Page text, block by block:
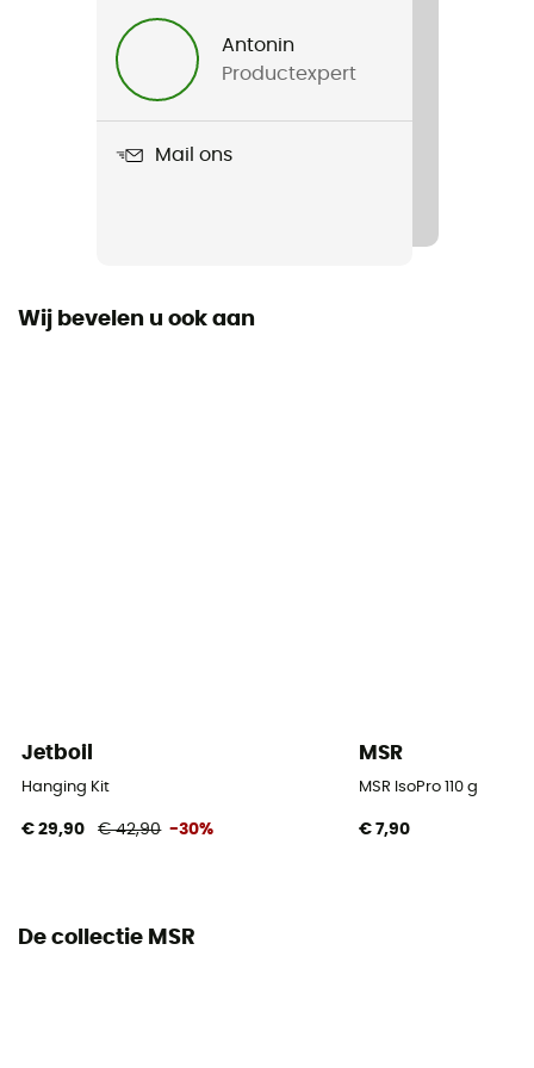
Multicombustibles
Aantal huishoudens
Antonin
Productexpert
Mail ons
Wij bevelen u ook aan
Jetboil
Hanging Kit
€ 29,90 € 42,90 -30%
MSR
MSR IsoPro 110 g
€ 7,90
De collectie MSR